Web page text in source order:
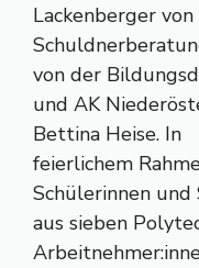
Lackenberger
von der
und AK
Bettina Heise. In
feierlichem
Schülerinnen und
aus sieben